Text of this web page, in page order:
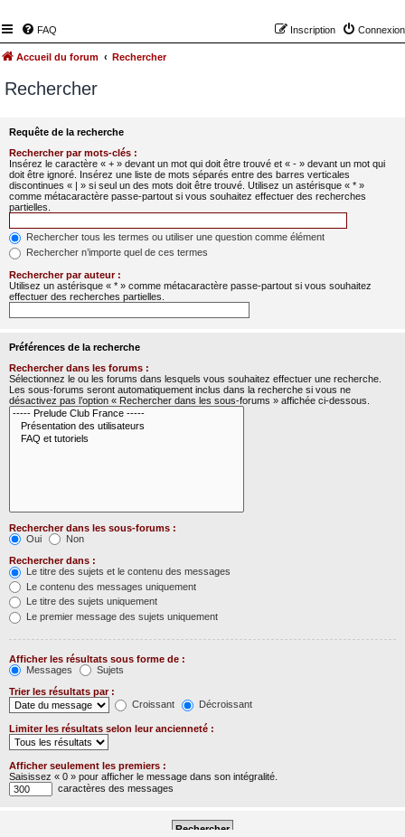
FAQ Connexion
Inscription
Accueil du forum Rechercher
Rechercher
Requête de la recherche
Rechercher par mots-clés :
Insérez le caractère « + » devant un mot qui doit être trouvé et « - » devant un mot qui
doit être ignoré. Insérez une liste de mots séparés entre des barres verticales
discontinues « | » si seul un des mots doit être trouvé. Utilisez un astérisque « * »
comme métacaractère passe-partout si vous souhaitez effectuer des recherches
partielles.
Rechercher tous les termes ou utiliser une question comme élément
Rechercher n’importe quel de ces termes
Rechercher par auteur :
Utilisez un astérisque « * » comme métacaractère passe-partout si vous souhaitez
effectuer des recherches partielles.
Préférences de la recherche
Rechercher dans les forums :
Sélectionnez le ou les forums dans lesquels vous souhaitez effectuer une recherche.
Les sous-forums seront automatiquement inclus dans la recherche si vous ne
désactivez pas l’option « Rechercher dans les sous-forums » affichée ci-dessous.
Rechercher dans les sous-forums :
Oui
Non
Rechercher dans :
Le titre des sujets et le contenu des messages
Le contenu des messages uniquement
Le titre des sujets uniquement
Le premier message des sujets uniquement
Afficher les résultats sous forme de :
Messages
Sujets
Trier les résultats par :
Croissant
Décroissant
Limiter les résultats selon leur ancienneté :
Afficher seulement les premiers :
Saisissez « 0 » pour afficher le message dans son intégralité.
caractères des messages